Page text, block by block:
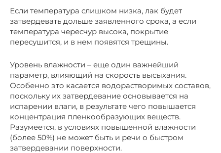
Если температура слишком низка, лак будет
затвердевать дольше заявленного срока, а если
температура чересчур высока, покрытие
пересушится, и в нем появятся трещины.
Уровень влажности – еще один важнейший
параметр, влияющий на скорость высыхания.
Особенно это касается водорастворимых составов,
поскольку их затвердевание основывается на
испарении влаги, в результате чего повышается
концентрация пленкообразующих веществ.
Разумеется, в условиях повышенной влажности
(более 50%) не может быть и речи о быстром
затвердевании поверхности.